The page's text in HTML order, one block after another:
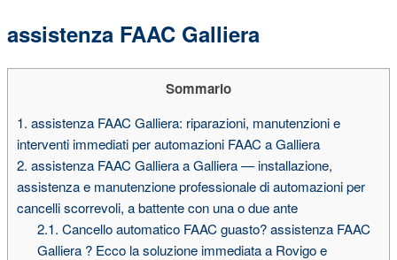
assistenza FAAC Galliera
Sommario
1. assistenza FAAC Galliera: riparazioni, manutenzioni e
interventi immediati per automazioni FAAC a Galliera
2. assistenza FAAC Galliera a Galliera — installazione,
assistenza e manutenzione professionale di automazioni per
cancelli scorrevoli, a battente con una o due ante
2.1. Cancello automatico FAAC guasto? assistenza FAAC
Galliera ? Ecco la soluzione immediata a Rovigo e